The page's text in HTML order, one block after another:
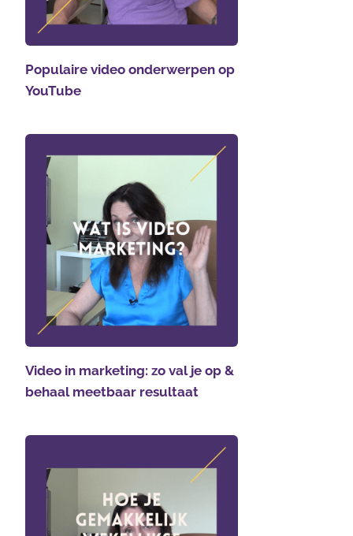
Populaire video onderwerpen op
YouTube
Video in marketing: zo val je op &
behaal meetbaar resultaat